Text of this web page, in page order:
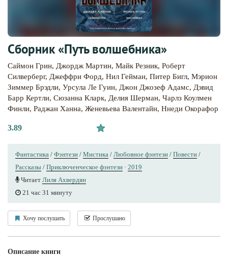
Сборник «Путь волшебника»
Саймон Грин, Джордж Мартин, Майк Резник, Роберт
Силверберг, Джеффри Форд, Нил Гейман, Питер Бигл, Мэрион
Зиммер Брэдли, Урсула Ле Гуин, Джон Джозеф Адамс, Дэвид
Барр Кертли, Сюзанна Кларк, Делия Шерман, Чарлз Коулмен
Финли, Раджан Ханна, Женевьева Валентайн, Ннеди Окорафор
3.89
Фантастика / Фэнтези / Мистика / Любовное фэнтези / Повести /
Рассказы / Приключенческое фэнтези · 2019
Читает Лиля Ахвердян
21 час 31 минуту
Хочу послушать Прослушано
Описание книги